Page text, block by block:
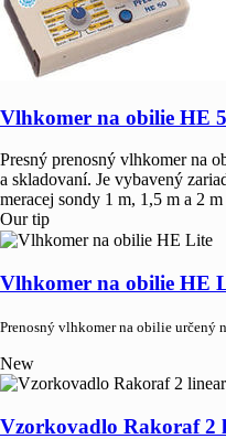
Vlhkomer na obilie HE
Presný prenosný vlhkomer na
a skladovaní. Je vybavený
meracej sondy 1 m, 1,5 m a 2
Our tip
Vlhkomer na obilie HE
Prenosný vlhkomer na obilie určený
New
Vzorkovadlo Rakoraf 2